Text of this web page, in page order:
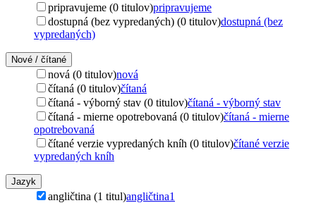
pripravujeme (0 titulov)pripravujeme
dostupná (bez vypredaných) (0 titulov)dostupná (bez
vypredaných)
Nové / čítané
nová (0 titulov)nová
čítaná (0 titulov)čítaná
čítaná - výborný stav (0 titulov)čítaná - výborný stav
čítaná - mierne opotrebovaná (0 titulov)čítaná - mierne
opotrebovaná
čítané verzie vypredaných kníh (0 titulov)čítané verzie
vypredaných kníh
Jazyk
angličtina (1 titul)angličtina1